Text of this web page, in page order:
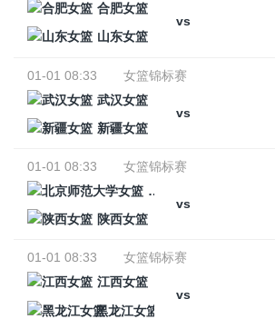
合肥女篮
vs
山东女篮
01-01 08:33
女篮锦标赛
武汉女篮
vs
新疆女篮
01-01 08:33
女篮锦标赛
北京师范大学女篮
vs
陕西女篮
01-01 08:33
女篮锦标赛
江西女篮
vs
黑龙江女篮